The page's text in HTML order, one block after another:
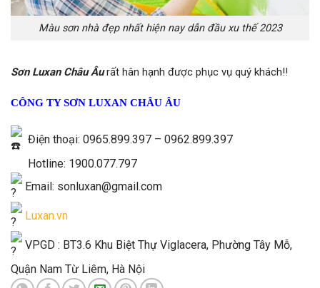
Màu sơn nhà đẹp nhất hiện nay dẫn đầu xu thế 2023
Sơn Luxan Châu Âurất hân hạnh được phục vụ quý khách!!
CÔNG TY SƠN LUXAN CHÂU ÂU
Điện thoại: 0965.899.397 – 0962.899.397
Hotline: 1900.077.797
Email: sonluxan@gmail.com
Luxan.vn
VPGD : BT3.6 Khu Biệt Thự Viglacera, Phường Tây Mỗ,
Quận Nam Từ Liêm, Hà Nội